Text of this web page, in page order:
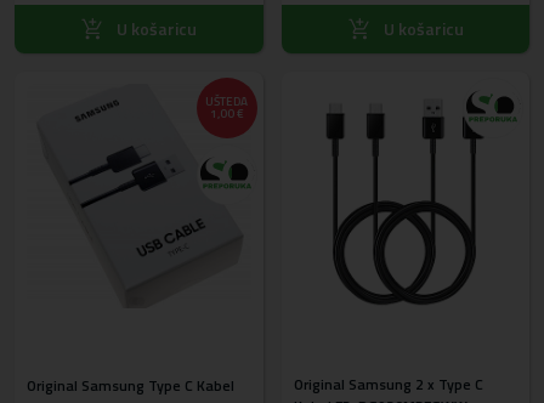
U košaricu U košaricu
UŠTEDA
1,00 €
Original Samsung Type C Kabel
Original Samsung 2 x Type C